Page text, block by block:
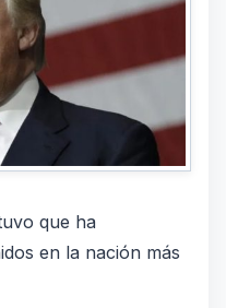
que ha
en la nación más